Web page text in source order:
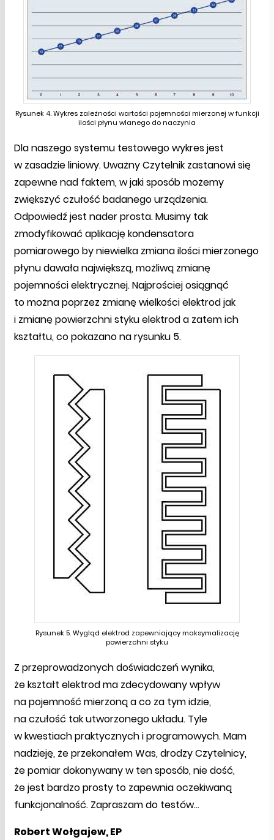
Rysunek 4. Wykres zależności wartości pojemności mierzonej w funkcji
ilości płynu wlanego do naczynia
Dla naszego systemu testowego wykres jest
w zasadzie liniowy. Uważny Czytelnik zastanowi się
zapewne nad faktem, w jaki sposób możemy
zwiększyć czułość badanego urządzenia.
Odpowiedź jest nader prosta. Musimy tak
zmodyfikować aplikację kondensatora
pomiarowego by niewielka zmiana ilości mierzonego
płynu dawała największą, możliwą zmianę
pojemności elektrycznej. Najprościej osiągnąć
to można poprzez zmianę wielkości elektrod jak
i zmianę powierzchni styku elektrod a zatem ich
kształtu, co pokazano na rysunku 5.
Rysunek 5. Wygląd elektrod zapewniający maksymalizację
powierzchni styku
Z przeprowadzonych doświadczeń wynika,
że kształt elektrod ma zdecydowany wpływ
na pojemność mierzoną a co za tym idzie,
na czułość tak utworzonego układu. Tyle
w kwestiach praktycznych i programowych. Mam
nadzieję, że przekonałem Was, drodzy Czytelnicy,
że pomiar dokonywany w ten sposób, nie dość,
że jest bardzo prosty to zapewnia oczekiwaną
funkcjonalność. Zapraszam do testów…
Robert Wołgajew, EP